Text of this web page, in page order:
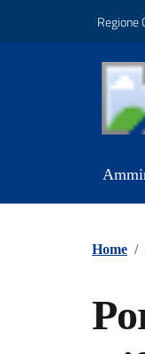
Regione
Home /